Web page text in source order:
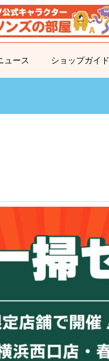
ュース ショップガイド